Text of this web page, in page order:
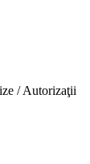
/ Autorizaţii